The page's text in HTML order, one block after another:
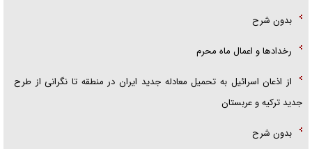
بدون شرح
رخداد‌ها و اعمال ماه محرم
از اذعان اسرائیل به تحمیل معادله جدید ایران در منطقه تا نگرانی از طرح
جدید ترکیه و عربستان
بدون شرح